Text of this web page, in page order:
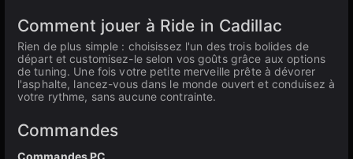
Comment jouer à Ride in Cadillac
Rien de plus simple : choisissez l'un des trois bolides de
départ et customisez-le selon vos goûts grâce aux options
de tuning. Une fois votre petite merveille prête à dévorer
l'asphalte, lancez-vous dans le monde ouvert et conduisez à
votre rythme, sans aucune contrainte.
Commandes
Commandes PC